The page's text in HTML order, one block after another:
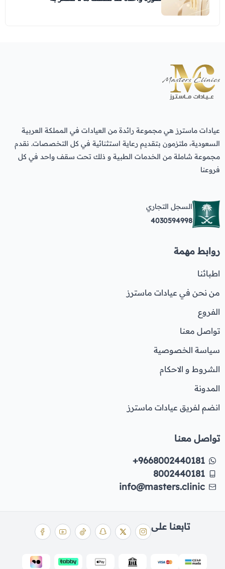
عيادات ماسترز هي مجموعة رائدة من العيادات في المملكة العربية
السعودية، ملتزمون بتقديم رعاية استثنائية في كل التخصصات. نقدم
مجموعة شاملة من الخدمات الطبية و ذلك تحت سقف واحد في كل
فروعنا
السجل التجاري
4030594998
روابط مهمة
اطبائنا
من نحن في عيادات ماسترز
الفروع
تواصل معنا
سياسة الخصوصية
الشروط و الاحكام
المدونة
انضم لفريق عيادات ماسترز
تواصل معنا
+9668002440181
8002440181
info@masters.clinic
تابعنا على